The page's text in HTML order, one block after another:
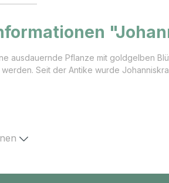
ausdauernde Pflanze mit goldgelben
Seit der Antike wurde